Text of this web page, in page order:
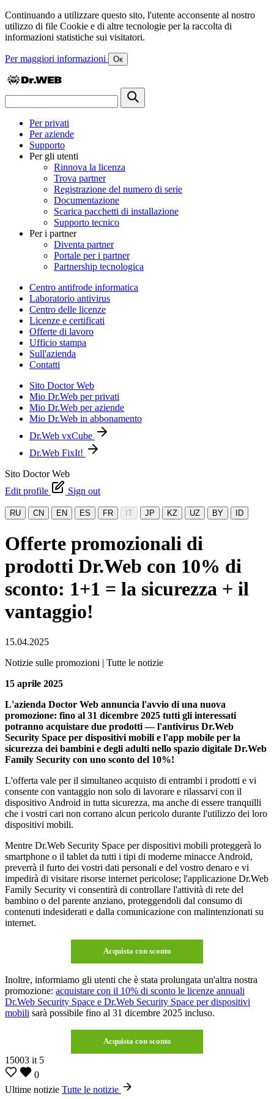
Continuando a utilizzare questo sito, l'utente acconsente al nostro
utilizzo di file Cookie e di altre tecnologie per la raccolta di
informazioni statistiche sui visitatori.
Per maggiori informazioni Ок
Per privati
Per aziende
Supporto
Per gli utenti
Rinnova la licenza
Trova partner
Registrazione del numero di serie
Documentazione
Scarica pacchetti di installazione
Supporto tecnico
Per i partner
Diventa partner
Portale per i partner
Partnership tecnologica
Centro antifrode informatica
Laboratorio antivirus
Centro delle licenze
Licenze e certificati
Offerte di lavoro
Ufficio stampa
Sull'azienda
Contatti
Sito Doctor Web
Mio Dr.Web per privati
Mio Dr.Web per aziende
Mio Dr.Web in abbonamento
Dr.Web vxCube
Dr.Web FixIt!
Sito Doctor Web
Edit profile
Sign out
RU CN EN ES FR IT JP KZ UZ BY ID
Offerte promozionali di
prodotti Dr.Web con 10% di
sconto: 1+1 = la sicurezza + il
vantaggio!
15.04.2025
Notizie sulle promozioni | Tutte le notizie
15 aprile 2025
L'azienda Doctor Web annuncia l'avvio di una nuova
promozione: fino al 31 dicembre 2025 tutti gli interessati
potranno acquistare due prodotti — l'antivirus Dr.Web
Security Space per dispositivi mobili e l'app mobile per la
sicurezza dei bambini e degli adulti nello spazio digitale Dr.Web
Family Security con uno sconto del 10%!
L'offerta vale per il simultaneo acquisto di entrambi i prodotti e vi
consente con vantaggio non solo di lavorare e rilassarvi con il
dispositivo Android in tutta sicurezza, ma anche di essere tranquilli
che i vostri cari non corrano alcun pericolo durante l'utilizzo dei loro
dispositivi mobili.
Mentre Dr.Web Security Space per dispositivi mobili proteggerà lo
smartphone o il tablet da tutti i tipi di moderne minacce Android,
preverrà il furto dei vostri dati personali e del vostro denaro e vi
impedirà di visitare risorse internet pericolose; l'applicazione Dr.Web
Family Security vi consentirà di controllare l'attività di rete del
bambino o del parente anziano, proteggendoli dal consumo di
contenuti indesiderati e dalla comunicazione con malintenzionati su
internet.
Acquista con sconto
Inoltre, informiamo gli utenti che è stata prolungata un'altra nostra
promozione: acquistare con il 10% di sconto le licenze annuali
Dr.Web Security Space e Dr.Web Security Space per dispositivi
mobili sarà possibile fino al 31 dicembre 2025 incluso.
Acquista con sconto
15003 it 5
0
Ultime notizie Tutte le notizie